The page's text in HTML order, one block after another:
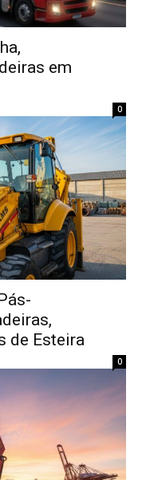
em
0
de Esteira
0